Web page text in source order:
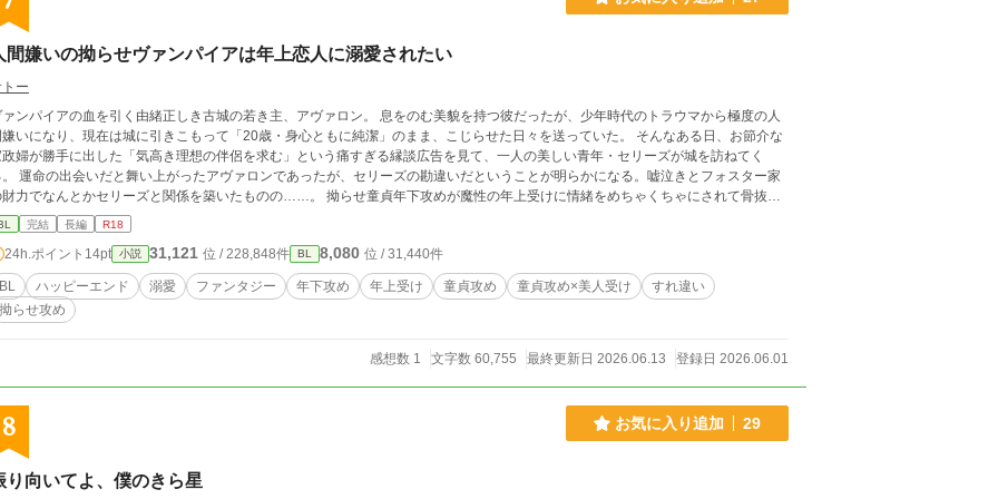
間嫌いの拗らせヴァンパイアは年上恋人に溺愛されたい
ー
ァンパイアの血を引く由緒正しき古城の若き主、アヴァロン。 息をのむ美貌を持つ彼だったが、少年時代のトラウマから極度の人
嫌いになり、現在は城に引きこもって「20歳・身心ともに純潔」のまま、こじらせた日々を送っていた。 そんなある日、お節介な
婦が勝手に出した「気高き理想の伴侶を求む」という痛すぎる縁談広告を見て、一人の美しい青年・セリーズが城を訪ねてく
。 運命の出会いだと舞い上がったアヴァロンであったが、セリーズの勘違いだということが明らかになる。嘘泣きとフォスター家
でなんとかセリーズと関係を築いたものの……。 拗らせ童貞年下攻めが魔性の年上受けに情緒をめちゃくちゃにされて骨抜き
):20歳。ヴァンパイアの末裔。童貞。 セリーズ(受):25歳。ピアノの先生。魔性の青年 この作品はムーンラ
ノベルズにも掲載しています。
完結 長編 R18
24h.ポイント 14pt 小説 31,121 位 / 228,848件 BL 8,080 位 / 31,440件
BL ハッピーエンド 溺愛 ファンタジー 年下攻め 年上受け 童貞攻め 童貞攻め×美人受け
すれ違い
拗らせ攻め
感想数 1 文字数 60,755 最終更新日 2026.06.13 登録日 2026.06.01
8 お気に入り追加 29
り向いてよ、僕のきら星